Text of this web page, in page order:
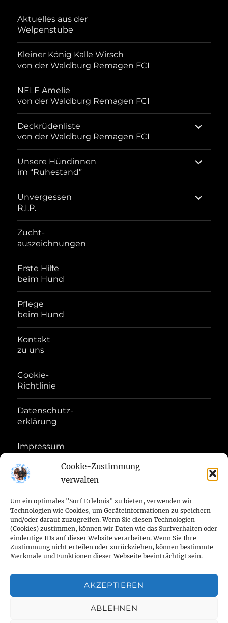
Cookie-Zustimmung
verwalten
Um ein optimales "Surf Erlebnis" zu bieten, verwenden wir
Technologien wie Cookies, um Geräteinformationen zu speichern
und/oder darauf zuzugreifen. Wenn Sie diesen Technologien
(Cookies) zustimmen, können wir Daten wie das Surfverhalten oder
eindeutige IDs auf dieser Website verarbeiten. Wenn Sie Ihre
Zustimmung nicht erteilen oder zurückziehen, können bestimmte
Merkmale und Funktionen dieser Webseite beeinträchtigt sein.
AKZEPTIEREN
ABLEHNEN
Aktuelles aus der
Welpenstube
Kleiner König Kalle Wirsch
von der Waldburg Remagen FCI
NELE Amelie
von der Waldburg Remagen FCI
Deckrüdenliste
von der Waldburg Remagen FCI
öffnen
Unsere Hündinnen
im “Ruhestand”
öffnen
Unvergessen
R.I.P.
öffnen
Zucht-
auszeichnungen
Erste Hilfe
beim Hund
Pflege
beim Hund
Kontakt
zu uns
Cookie-
Richtlinie
Datenschutz-
erklärung
Impressum
Haftungs-
Geschäftsbedingungen
StartseiteAktuelles
Waldburg
Remagen
Zwingerschutz
1888
e.V.
Züchter
VDH
(Verband
für
Zwingerschutz
Wir
Facebook
Aktuelles
Welpenstube
Kleiner
Wirsch
NELE
der
Deckrüdenliste
Unsere
Hündinnen
Unvergessen
R.I.P.
Zucht-
auszeichnungen
Erste
Hilfe
Pflege
beim
KontaktCookie-
Impressum
Haftungs-
Ausschluss
Geschäftsbedingungen